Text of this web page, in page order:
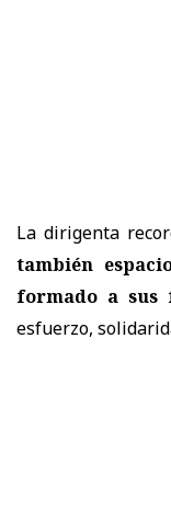
La dirigenta
también
formado a sus
esfuerzo,